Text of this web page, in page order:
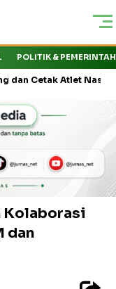
POLITIK &
Atlet Nasional
Kolaborasi
dan